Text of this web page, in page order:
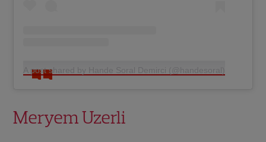
A post shared by Hande Soral Demirci (@handesoral)
Meryem Uzerli